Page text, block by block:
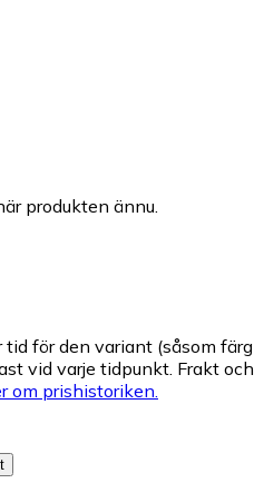
produkten ännu.
för den variant (såsom färg
vid varje tidpunkt. Frakt och
om prishistoriken.